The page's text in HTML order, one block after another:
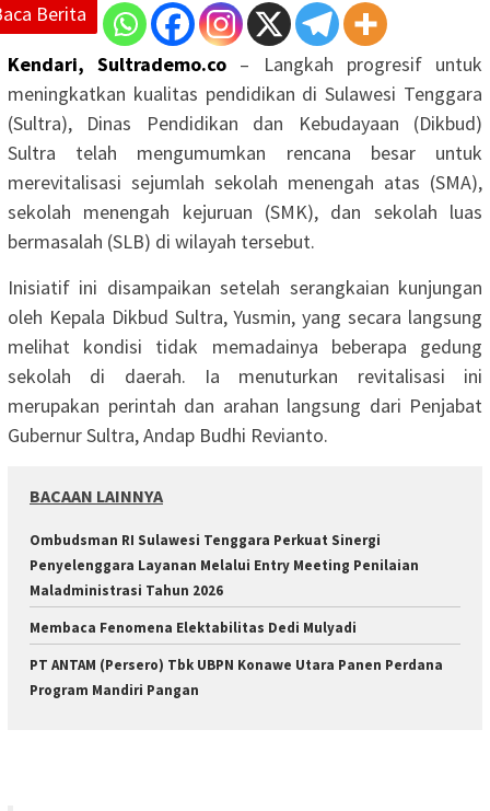
Berita
Kendari, Sultrademo.co – Langkah progresif untuk
meningkatkan kualitas pendidikan di Sulawesi Tenggara
(Sultra), Dinas Pendidikan dan Kebudayaan (Dikbud)
Sultra telah mengumumkan rencana besar untuk
merevitalisasi sejumlah sekolah menengah atas (SMA),
sekolah menengah kejuruan (SMK), dan sekolah luas
bermasalah (SLB) di wilayah tersebut.
Inisiatif ini disampaikan setelah serangkaian kunjungan
oleh Kepala Dikbud Sultra, Yusmin, yang secara langsung
melihat kondisi tidak memadainya beberapa gedung
sekolah di daerah. Ia menuturkan revitalisasi ini
merupakan perintah dan arahan langsung dari Penjabat
Gubernur Sultra, Andap Budhi Revianto.
BACAAN LAINNYA
Ombudsman RI Sulawesi Tenggara Perkuat Sinergi
Penyelenggara Layanan Melalui Entry Meeting Penilaian
Maladministrasi Tahun 2026
Membaca Fenomena Elektabilitas Dedi Mulyadi
PT ANTAM (Persero) Tbk UBPN Konawe Utara Panen Perdana
Program Mandiri Pangan